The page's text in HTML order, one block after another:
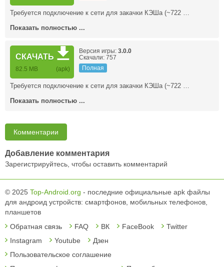
Требуется подключение к сети для закачки КЭШа (~722 …
Показать полностью ...
СКАЧАТЬ
82.5 MB (apk)
Версия игры: 3.0.0
Скачали: 757
Полная
Требуется подключение к сети для закачки КЭШа (~722 …
Показать полностью ...
Комментарии
Добавление комментария
Зарегистрируйтесь, чтобы оставить комментарий
© 2025 Top-Android.org - последние официальные apk файлы
для андроид устройств: смартфонов, мобильных телефонов,
планшетов
Обратная связь
FAQ ВК FaceBook
Twitter
Instagram
Youtube
Дзен
Пользовательское соглашение